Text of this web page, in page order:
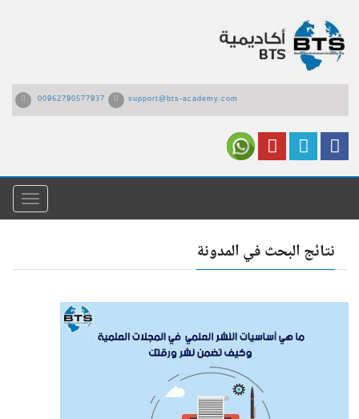
00962790577937 support@bts-academy.com
القائمة
نتائج البحث في المدونة